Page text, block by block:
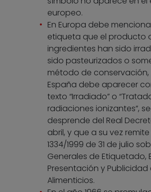
europeo.
En Europa debe
etiqueta que el producto
ingredientes han sido
sido pasteurizados o
método de conservación,
España debe aparecer
texto “Irradiado” o
radiaciones ionizantes”,
desprende del Real
abril, y que a su vez
1334/1999 de 31 de julio
Generales de Etiquetado,
Presentación y
Alimenticios.